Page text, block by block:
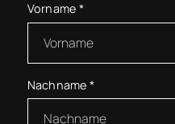
Vorname *
Nachname *